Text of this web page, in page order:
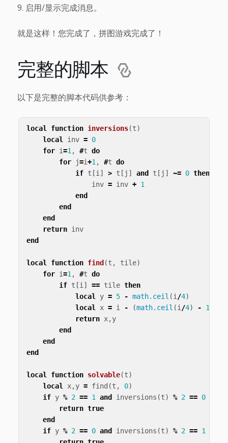
启用/显示完成消息。
就是这样！您完成了，拼图游戏完成了！
完整的脚本
以下是完整的脚本代码供参考：
local function inversions(t)
local inv = 0
for i=1, #t do
for
j=i+1, #t do
if t [i] > t [ j ] and t [ j ] ~= 0 then
inv = inv + 1
end
end
end
return inv
end
local function find (t , tile)
for i=1, #t do
if t [i] == tile then
local y = 5 - math.ceil (i/4)
local x = i - (math.ceil (i/4) - 1
return x,y
end
end
end
local function solvable(t)
local x,y = find (t , 0)
if y % 2 == 1 and inversions (t) % 2 == 0
return true
end
if y % 2 == 0 and inversions (t) % 2 == 1